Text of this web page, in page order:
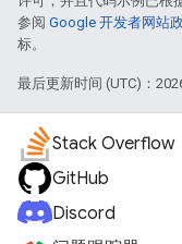
参阅 Google 开发者网站
标。
最后更新时间 (UTC)：
Stack Overflow
GitHub
Discord